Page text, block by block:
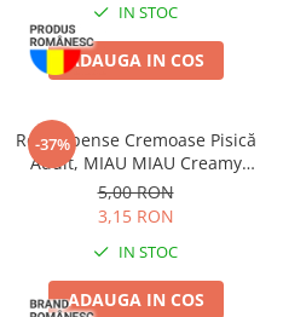
IN STOC
ADAUGA IN COS
-37%
Recompense Cremoase Pisică
Adult, MIAU MIAU Creamy
Snacks, Rață, 4x15g
5,00 RON
3,15 RON
IN STOC
ADAUGA IN COS